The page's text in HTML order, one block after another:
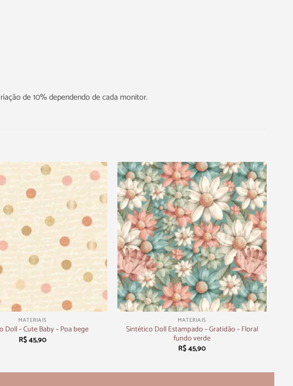
de 10% dependendo de cada monitor.
MATERIAIS
Doll – Cute Baby – Poa bege
R$45,90
+
MATERIAIS
Sintético Doll Estampado – Gratidão – Floral
fundo verde
R$45,90